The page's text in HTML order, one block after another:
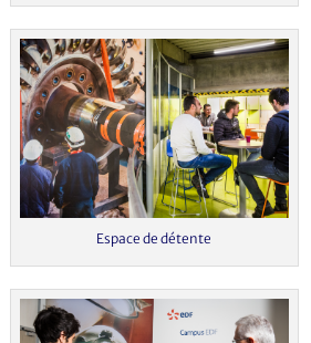
Espace de détente